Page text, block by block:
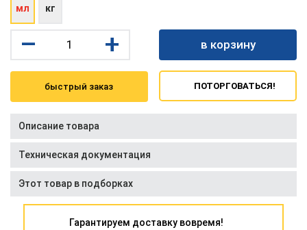
мл
кг
– + в корзину
быстрый заказ ПОТОРГОВАТЬСЯ!
Описание товара
Техническая документация
Этот товар в подборках
Гарантируем доставку вовремя!